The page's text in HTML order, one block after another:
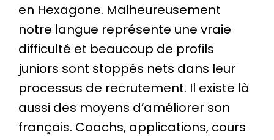
en Hexagone. Malheureusement
notre langue représente une vraie
difficulté et beaucoup de profils
juniors sont stoppés nets dans leur
processus de recrutement. Il existe là
aussi des moyens d’améliorer son
français. Coachs, applications, cours